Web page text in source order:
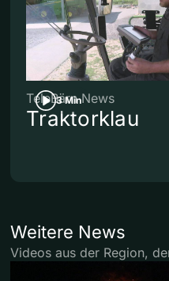
3 Min
TeleBärn News
Traktorklau
Weitere News
Videos aus der Region,